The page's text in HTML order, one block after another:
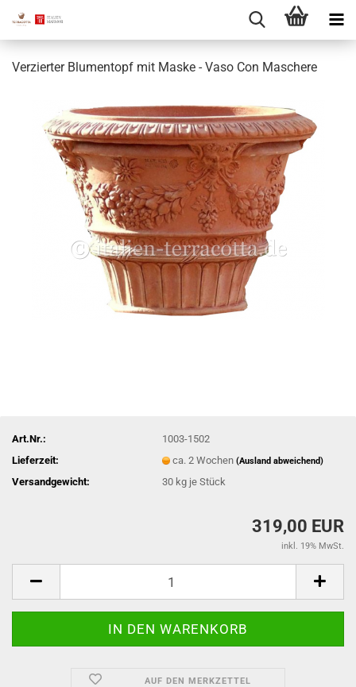
Verzierter Blumentopf mit Maske - Vaso Con Maschere
Art.Nr.:
1003-1502
Lieferzeit:
ca. 2 Wochen(Ausland abweichend)
Versandgewicht: 30 kg je Stück
319,00 EUR
inkl. 19% MwSt.
AUF DEN MERKZETTEL